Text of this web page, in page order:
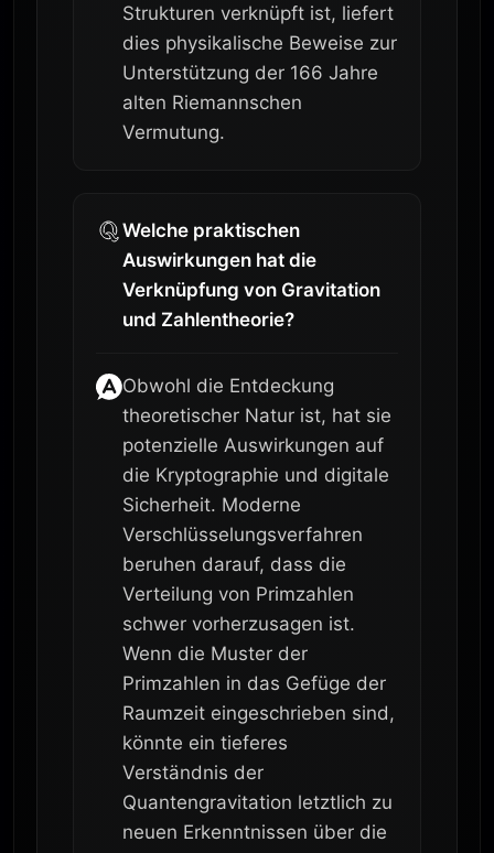
Strukturen verknüpft ist, liefert
dies physikalische Beweise zur
Unterstützung der 166 Jahre
alten Riemannschen
Vermutung.
Welche praktischen
Auswirkungen hat die
Verknüpfung von Gravitation
und Zahlentheorie?
Obwohl die Entdeckung
theoretischer Natur ist, hat sie
potenzielle Auswirkungen auf
die Kryptographie und digitale
Sicherheit. Moderne
Verschlüsselungsverfahren
beruhen darauf, dass die
Verteilung von Primzahlen
schwer vorherzusagen ist.
Wenn die Muster der
Primzahlen in das Gefüge der
Raumzeit eingeschrieben sind,
könnte ein tieferes
Verständnis der
Quantengravitation letztlich zu
neuen Erkenntnissen über die